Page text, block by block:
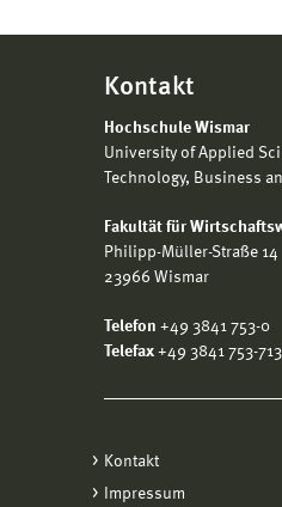
Kontakt
Hochschule Wismar
University of Applied
Technology, Business
Fakultät für
Philipp-Müller-Straße 14
23966 Wismar
Telefon +49 3841 753-0
Telefax +49 3841 753-
Kontakt
Impressum